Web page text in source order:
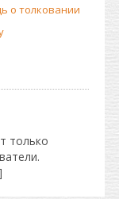
о толковании
только